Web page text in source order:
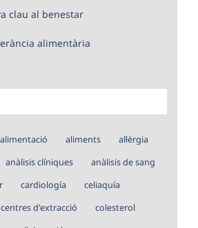
clau al benestar
alimentària
alimentació aliments
al·lèrgia
anàlisis clíniques
anàlisis de sang
cardiología
celiaquía
centres d'extracció
colesterol